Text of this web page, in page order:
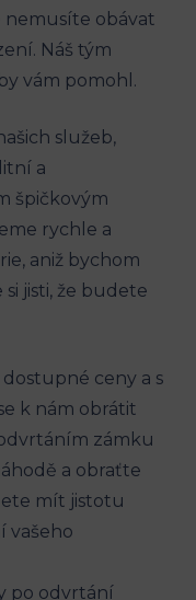
nemusíte obávat
Náš tým
vám pomohl.
služeb,
a
špičkovým
rychle a
aniž bychom
jisti, že budete
ceny a s
k nám obrátit
zámku
a obraťte
mít jistotu
vašeho